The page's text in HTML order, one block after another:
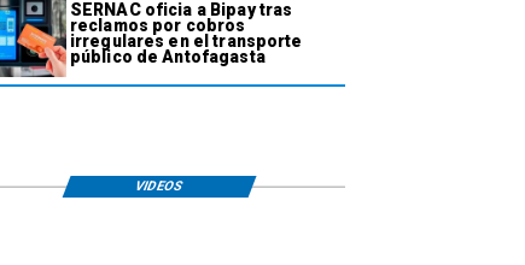
SERNAC oficia a Bipay tras
reclamos por cobros
irregulares en el transporte
público de Antofagasta
VIDEOS